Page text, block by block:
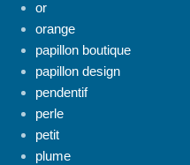
or
orange
papillon boutique
papillon design
pendentif
perle
petit
plume